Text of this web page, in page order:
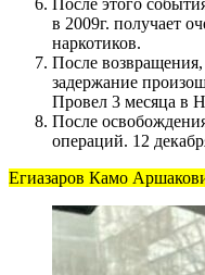
в 2009г. получает
наркотиков.
После возвращения,
задержание
Провел 3 месяца в
После
операций. 12
Егиазаров Камо